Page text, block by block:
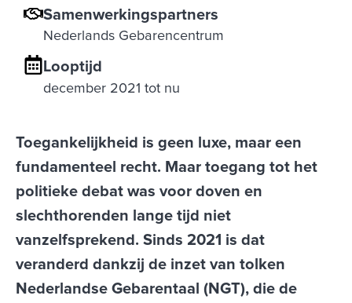
Samenwerkingspartners
Nederlands Gebarencentrum
Looptijd
december 2021 tot nu
Toegankelijkheid is geen luxe, maar een
fundamenteel recht. Maar toegang tot het
politieke debat was voor doven en
slechthorenden lange tijd niet
vanzelfsprekend. Sinds 2021 is dat
veranderd dankzij de inzet van tolken
Nederlandse Gebarentaal (NGT), die de